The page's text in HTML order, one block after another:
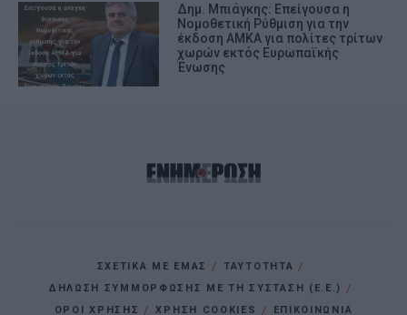
Δημ. Μπιάγκης: Επείγουσα η
Nομοθετική Ρύθμιση για την
έκδοση ΑΜΚΑ για πολίτες τρίτων
χωρών εκτός Ευρωπαϊκής
Ένωσης
ΣΧΕΤΙΚΑ ΜΕ ΕΜΑΣ
ΤΑΥΤΟΤΗΤΑ
ΔΗΛΩΣΗ ΣΥΜΜΟΡΦΩΣΗΣ ΜΕ ΤΗ ΣΥΣΤΑΣΗ (Ε.Ε.)
ΌΡΟΙ ΧΡΗΣΗΣ
ΧΡΗΣΗ COOKIES ΕΠΙΚΟΙΝΩΝΙΑ